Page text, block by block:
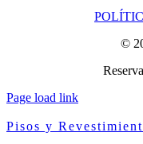
©
Page load link
Pisos y